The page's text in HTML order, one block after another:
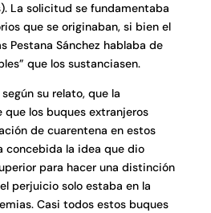
La solicitud se fundamentaba
que se originaban, si bien el
Pestana Sánchez hablaba de
que los sustanciasen.
su relato, que la
que los buques extranjeros
de cuarentena en estos
concebida la idea que dio
para hacer una distinción
perjuicio solo estaba en la
Casi todos estos buques